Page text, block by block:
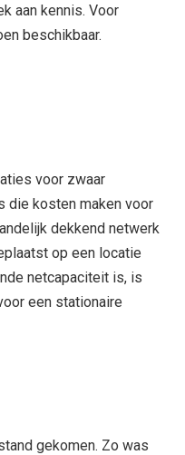
aan kennis. Voor
beschikbaar.
voor zwaar
die kosten maken voor
dekkend netwerk
op een locatie
netcapaciteit is, is
een stationaire
gekomen. Zo was